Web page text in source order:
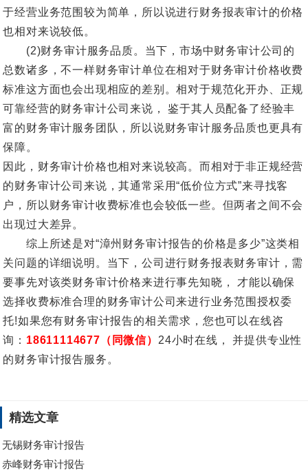
于经营业务范围较为简单，所以说进行财务报表审计的价格
也相对来说较低。
(2)财务审计服务品质。当下，市场中财务审计公司的
总数诸多，不一样财务审计单位在相对于财务审计价格收费
标准这方面也会出现相应的差别。相对于规范化开办、正规
可靠经营的财务审计公司来说， 鉴于其人员配备了经验丰
富的财务审计服务团队，所以说财务审计服务品质也更具有
保障。
因此，财务审计价格也相对来说较高。而相对于非正规经营
的财务审计公司来说，其通常采用“低价位方式”来寻找客
户，所以财务审计收费标准也会较低一些。但两者之间不会
出现过大差异。
综上所述是对“漳州财务审计报告的价格是多少”这类相
关问题的详细说明。当下，公司进行财务报表财务审计，需
要事先对该类财务审计价格来进行事先知晓， 才能以确保
选择收费标准合理的财务审计公司来进行业务范围授权委
托!如果您有财务审计报告的相关需求，您也可以在线咨
询： 18611114677（同微信） 24小时在线， 并提供专业性
的财务审计报告服务。
精选文章
无锡财务审计报告
赤峰财务审计报告